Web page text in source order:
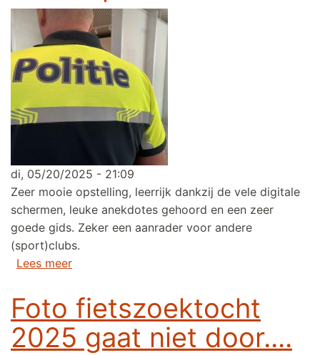
di, 05/20/2025 - 21:09
Zeer mooie opstelling, leerrijk dankzij de vele digitale
schermen, leuke anekdotes gehoord en een zeer
goede gids. Zeker een aanrader voor andere
(sport)clubs.
Lees meerover Terugblik: Erfgoedcentrum Politie
Foto fietszoektocht
2025 gaat niet door....